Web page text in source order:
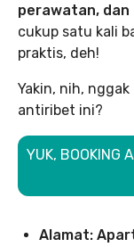
perawatan, dan
cukup satu kali
praktis, deh!
Yakin, nih,
antiribet ini?
YUK, BOOKING
Alamat: